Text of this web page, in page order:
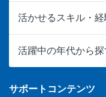
活かせるスキル・
活躍中の年代から探
サポートコンテンツ